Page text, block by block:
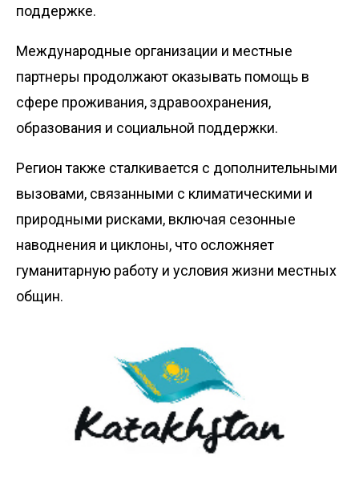
поддержке.
Международные организации и местные
партнеры продолжают оказывать помощь в
сфере проживания, здравоохранения,
образования и социальной поддержки.
Регион также сталкивается с дополнительными
вызовами, связанными с климатическими и
природными рисками, включая сезонные
наводнения и циклоны, что осложняет
гуманитарную работу и условия жизни местных
общин.